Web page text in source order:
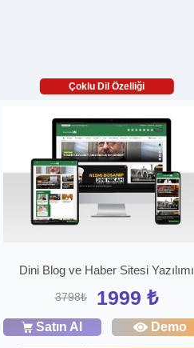
Çoklu Dil Özelliği
Dini Blog ve Haber Sitesi Yazılımı
3798₺ 1999 ₺
Satın Al Demo